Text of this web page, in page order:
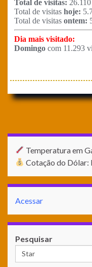
Temperatura em
Cotação do Dólar:
Acessar
Pesquisar